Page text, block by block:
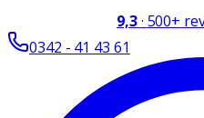
9,3· 500+
0342 - 41 43 61